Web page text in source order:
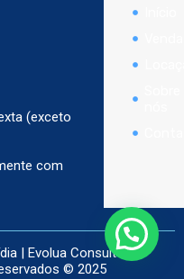
(exceto
com
|
Evolua Consultoria
© 2025